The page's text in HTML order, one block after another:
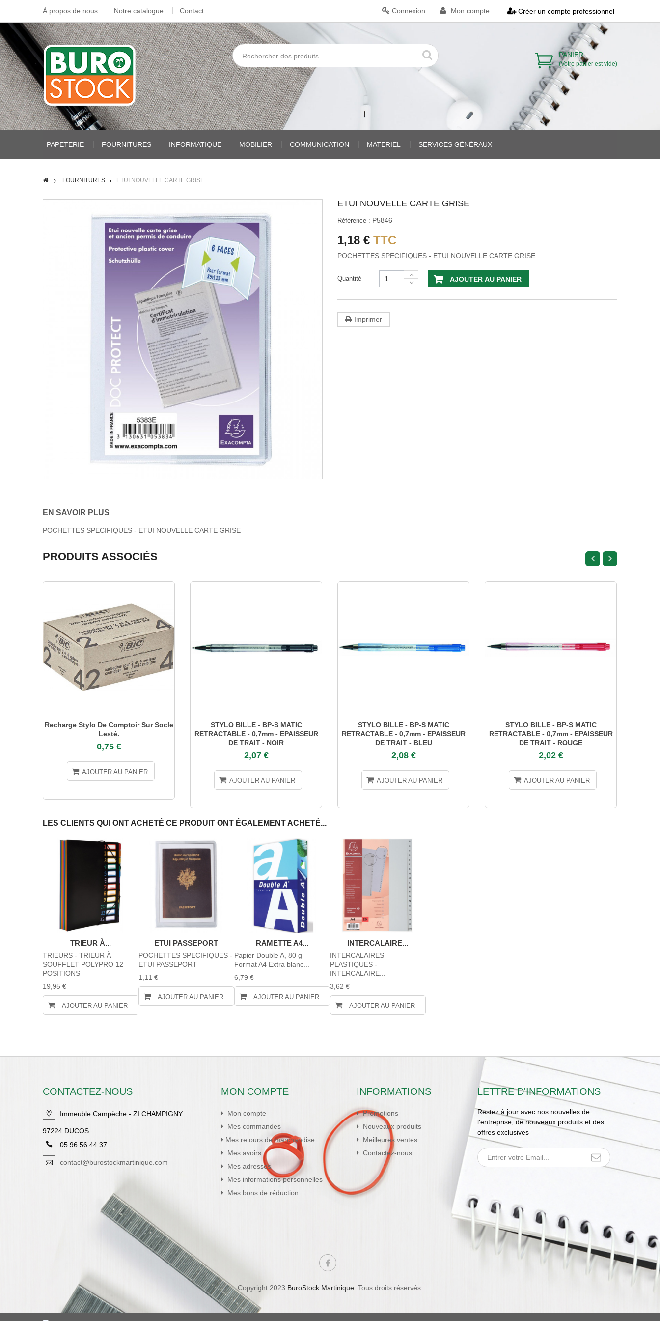
À propos de nous Notre catalogue Contact Créer un compte professionnel
Mon compte
Connexion
PANIER
(Votre panier est vide)
PAPETERIE FOURNITURES INFORMATIQUE MOBILIER COMMUNICATION MATERIEL SERVICES GÉNÉRAUX
FOURNITURES ETUI NOUVELLE CARTE GRISE
ETUI NOUVELLE CARTE GRISE
Référence : P5846
1,18 € TTC
POCHETTES SPECIFIQUES - ETUI NOUVELLE CARTE GRISE
Quantité AJOUTER AU PANIER
Imprimer
EN SAVOIR PLUS
POCHETTES SPECIFIQUES - ETUI NOUVELLE CARTE GRISE
PRODUITS ASSOCIÉS
Recharge Stylo De Comptoir Sur Socle
Lesté.
0,75 €
AJOUTER AU PANIER
STYLO BILLE - BP-S MATIC
RETRACTABLE - 0,7mm - EPAISSEUR
DE TRAIT - NOIR
2,07 €
AJOUTER AU PANIER
STYLO BILLE - BP-S MATIC
RETRACTABLE - 0,7mm - EPAISSEUR
DE TRAIT - BLEU
2,08 €
AJOUTER AU PANIER
STYLO BILLE - BP-S MATIC
RETRACTABLE - 0,7mm - EPAISSEUR
DE TRAIT - ROUGE
2,02 €
AJOUTER AU PANIER
LES CLIENTS QUI ONT ACHETÉ CE PRODUIT ONT ÉGALEMENT ACHETÉ...
TRIEUR À...
TRIEURS - TRIEUR À
SOUFFLET POLYPRO 12
POSITIONS
19,95 €
AJOUTER AU PANIER
ETUI PASSEPORT
POCHETTES SPECIFIQUES -
ETUI PASSEPORT
1,11 €
AJOUTER AU PANIER
RAMETTE A4...
Papier Double A, 80 g –
Format A4 Extra blanc...
6,79 €
AJOUTER AU PANIER
INTERCALAIRE...
INTERCALAIRES
PLASTIQUES -
INTERCALAIRE...
3,62 €
AJOUTER AU PANIER
CONTACTEZ-NOUS
Immeuble Campèche - ZI CHAMPIGNY
97224 DUCOS
05 96 56 44 37
contact@burostockmartinique.com
MON COMPTE
Mon compte
Mes commandes
Mes retours de marchandise
Mes avoirs
Mes adresses
Mes informations personnelles
Mes bons de réduction
INFORMATIONS
Promotions
Nouveaux produits
Meilleures ventes
Contactez-nous
LETTRE D'INFORMATIONS
Restez à jour avec nos nouvelles de
l'entreprise, de nouveaux produits et des
offres exclusives
Copyright 2023 BuroStock Martinique. Tous droits réservés.